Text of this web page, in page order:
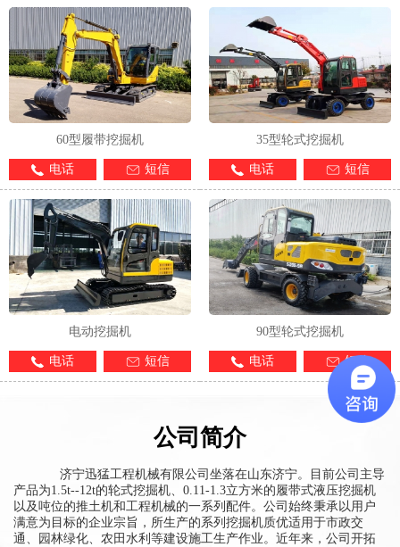
60型履带挖掘机
电话 短信
35型轮式挖掘机
电话 短信
电动挖掘机
电话 短信
90型轮式挖掘机
电话 短信
公司简介
济宁迅猛工程机械有限公司 坐落在山东济宁。目前公司主导
产品为1.5t--12t的轮式挖掘机、0.11-1.3立方米的履带式液压挖掘机
以及吨位的推土机和工程机械的一系列配件。公司始终秉承以用户
满意为目标的企业宗旨，所生产的系列挖掘机质优适用于市政交
通、园林绿化、农田水利等建设施工生产作业。近年来，公司开拓